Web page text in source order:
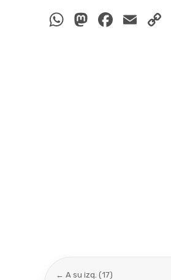
WhatsApp
Mastodon
← A su izq. (17)